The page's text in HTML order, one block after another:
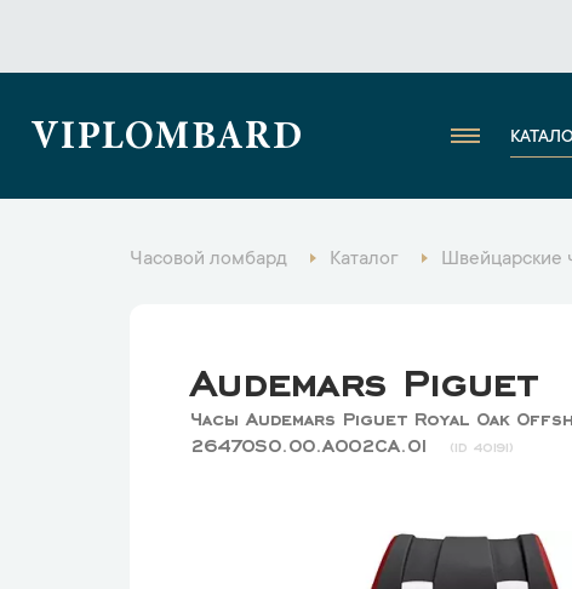
VIPLOMBARD
Часовой ломбард Каталог Швейцарские
Audemars Piguet
Часы Audemars Piguet Royal Oak
26470SO.OO.A002CA.01
40191